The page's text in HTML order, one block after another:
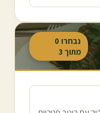
נבחרו 0
מתוך 3